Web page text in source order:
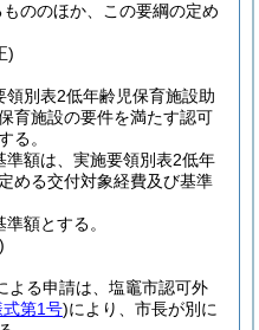
ののほか、この要綱の定め
)
別表2低年齢児保育施設助
育施設の要件を満たす認可
る。
額は、実施要領別表2低年
める交付対象経費及び基準
準額とする。
よる申請は、塩竈市認可外
式第1号)により、市長が別に